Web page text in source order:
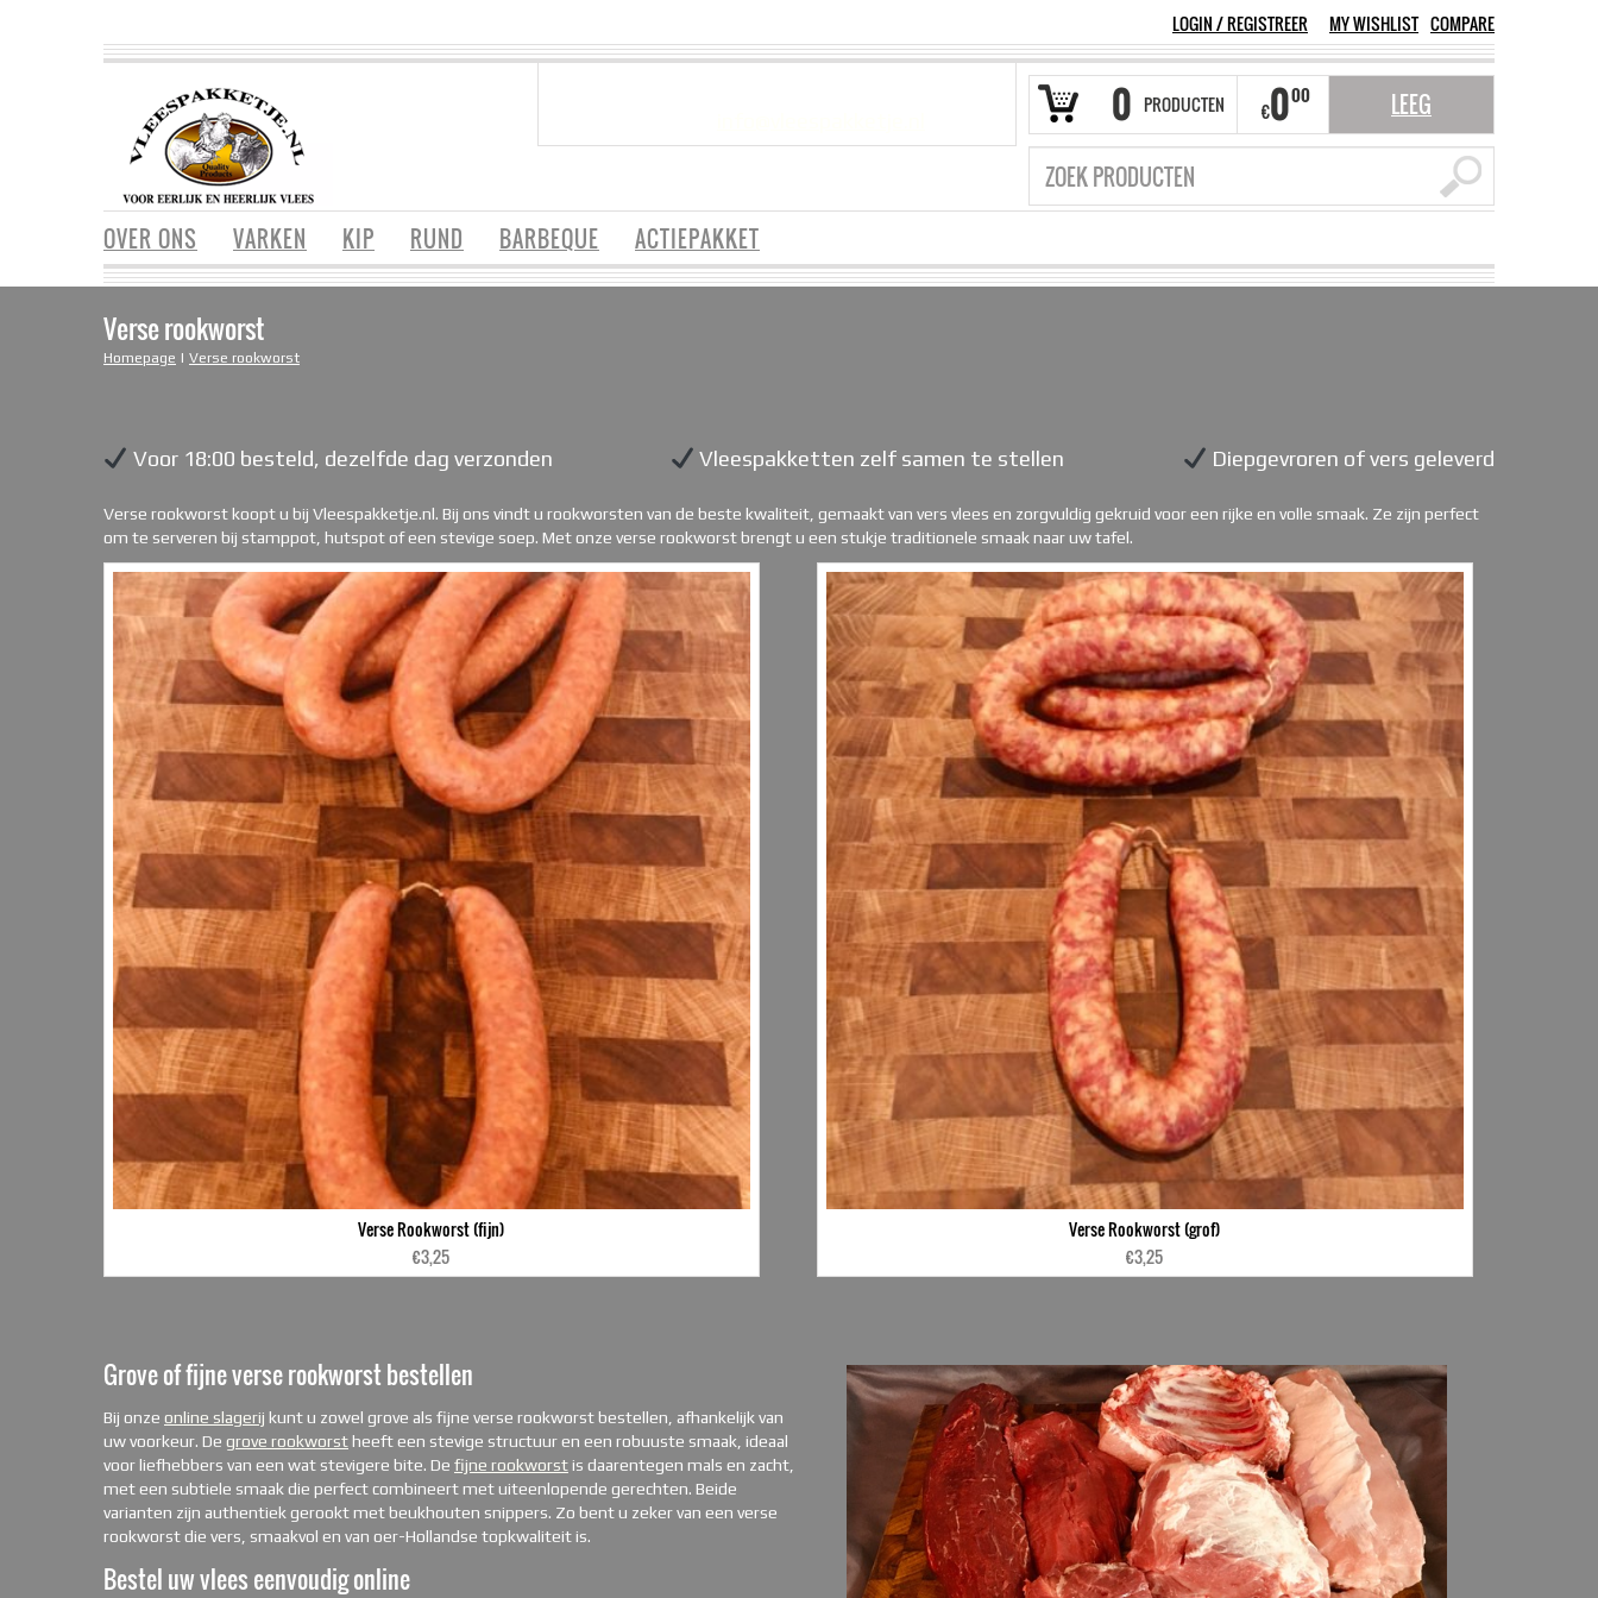
LOGIN/REGISTREER MY WISHLIST COMPARE
0 PRODUCTEN €000 LEEG
OVER ONS VARKEN KIP RUND BARBEQUE ACTIEPAKKET
Verse rookworst
Homepage | Verse rookworst
Voor 18:00 besteld, dezelfde dag verzonden Vleespakketten zelf samen te stellen Diepgevroren of vers geleverd
Verse rookworst koopt u bij Vleespakketje.nl. Bij ons vindt u rookworsten van de beste kwaliteit, gemaakt van vers vlees en zorgvuldig gekruid voor een rijke en volle smaak. Ze zijn perfect
om te serveren bij stamppot, hutspot of een stevige soep. Met onze verse rookworst brengt u een stukje traditionele smaak naar uw tafel.
Verse Rookworst (fijn)
€3,25
Verse Rookworst (grof)
€3,25
Grove of fijne verse rookworst bestellen
Bij onze online slagerij kunt u zowel grove als fijne verse rookworst bestellen, afhankelijk van
uw voorkeur. De grove rookworstheeft een stevige structuur en een robuuste smaak, ideaal
voor liefhebbers van een wat stevigere bite. De fijne rookworstis daarentegen mals en zacht,
met een subtiele smaak die perfect combineert met uiteenlopende gerechten. Beide
varianten zijn authentiek gerookt met beukhouten snippers. Zo bent u zeker van een verse
rookworst die vers, smaakvol en van oer-Hollandse topkwaliteit is.
Bestel uw vlees eenvoudig online